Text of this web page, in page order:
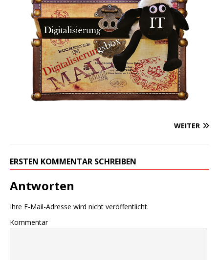
WEITER
ERSTEN KOMMENTAR SCHREIBEN
Antworten
Ihre E-Mail-Adresse wird nicht veröffentlicht.
Kommentar